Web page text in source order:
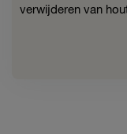
verwijderen van